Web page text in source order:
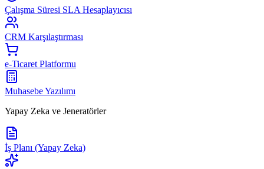
Çalışma Süresi SLA Hesaplayıcısı
CRM Karşılaştırması
e-Ticaret Platformu
Muhasebe Yazılımı
Yapay Zeka ve Jeneratörler
İş Planı (Yapay Zeka)